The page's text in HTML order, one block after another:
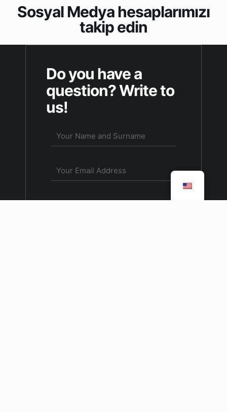
Sosyal Medya hesaplarımızı
takip edin
Do you have a
question? Write to
us!